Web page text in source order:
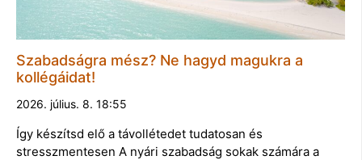
Szabadságra mész? Ne hagyd magukra a
kollégáidat!
2026. július. 8. 18:55
Így készítsd elő a távollétedet tudatosan és
stresszmentesen A nyári szabadság sokak számára a